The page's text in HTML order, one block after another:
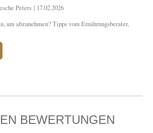
Peters | 17.02.2026
um abzunehmen? Tipps vom Ernährungsberater,
BEWERTUNGEN